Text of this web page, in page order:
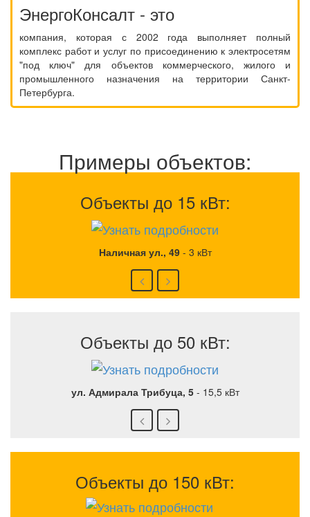
ЭнергоКонсалт - это
компания, которая с 2002 года выполняет полный
комплекс работ и услуг по присоединению к электросетям
"под ключ" для объектов коммерческого, жилого и
промышленного назначения на территории Санкт-
Петербурга.
Примеры объектов:
Объекты до 15 кВт:
Наличная ул., 49- 3 кВт
Объекты до 50 кВт:
ул. Адмирала Трибуца, 5- 15,5 кВт
Объекты до 150 кВт: